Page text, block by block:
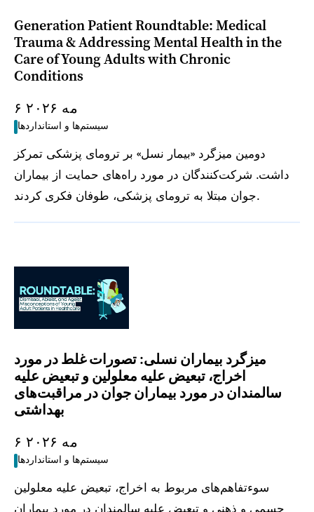
Generation Patient Roundtable: Medical
Trauma & Addressing Mental Health in the
Care of Young Adults with Chronic
Conditions
۶ مه ۲۰۲۶
سیستم‌ها و استانداردها
دومین میزگرد «بیمار نسل» بر ترومای پزشکی تمرکز
داشت. شرکت‌کنندگان در مورد راه‌های حمایت از بیماران
جوان مبتلا به ترومای پزشکی، طوفان فکری کردند.
میزگرد بیماران نسلی: تصورات غلط در مورد
اخراج، تبعیض علیه معلولین و تبعیض علیه
سالمندان در مورد بیماران جوان در مراقبت‌های
بهداشتی
۶ مه ۲۰۲۶
سیستم‌ها و استانداردها
سوءتفاهم‌های مربوط به اخراج، تبعیض علیه معلولین
جسمی و ذهنی و تبعیض علیه سالمندان در مورد بیماران